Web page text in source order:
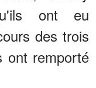
ont eu
des trois
ont remporté